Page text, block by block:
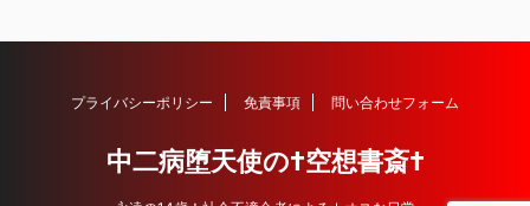
プライバシーポリシー 免責事項 問い合わせフォーム
中二病堕天使の†空想書斎†